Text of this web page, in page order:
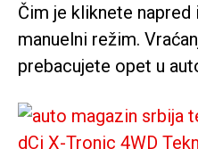
Čim je kliknete
manuelni režim.
prebacujete opet u